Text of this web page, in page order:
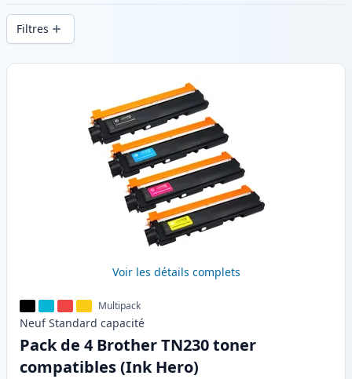
en .
Filtres
Produits
Voir les détails complets
Multipack
Neuf Standard capacité
Pack de 4 Brother TN230 toner
compatibles (Ink Hero)